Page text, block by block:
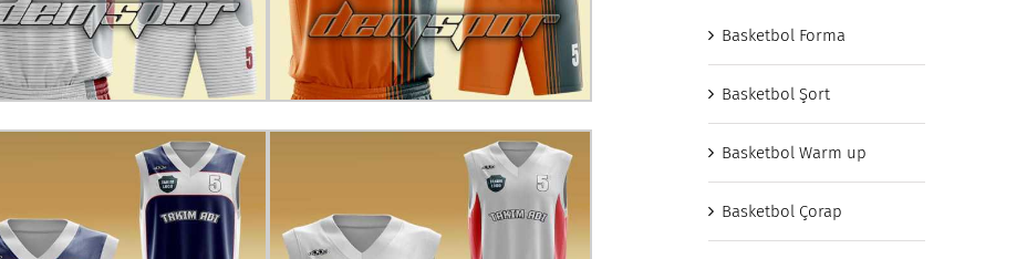
Basketbol Forma
Basketbol Şort
Basketbol Warm up
Basketbol Çorap